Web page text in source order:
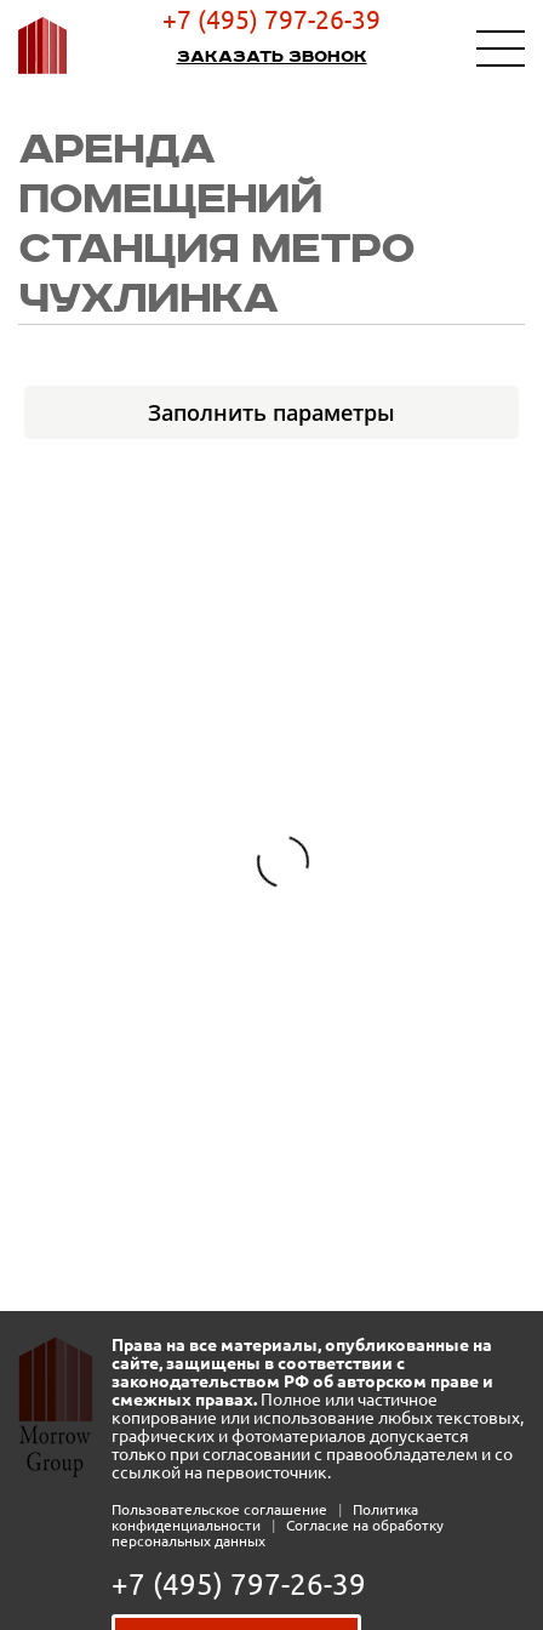
+7 (495) 797-26-39
Заказать звонок
АРЕНДА
ПОМЕЩЕНИЙ
СТАНЦИЯ МЕТРО
ЧУХЛИНКА
Заполнить параметры
Права на все материалы, опубликованные на
сайте, защищены в соответствии с
законодательством РФ об авторском праве и
смежных правах. Полное или частичное
копирование или использование любых текстовых,
графических и фотоматериалов допускается
только при согласовании с правообладателем и со
ссылкой на первоисточник.
Пользовательское соглашение |
Политика
конфиденциальности
|
Согласие на обработку
персональных данных
+7 (495) 797-26-39